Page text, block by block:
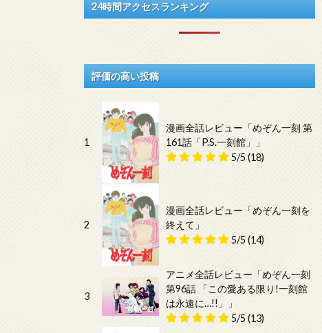
24時間アクセスランキング
評価の高い投稿
1
漫画全話レビュー「めぞん一刻 第
161話「P.S.一刻館」」
5/5 (18)
2
漫画全話レビュー「めぞん一刻を
終えて」
5/5 (14)
3
アニメ全話レビュー「めぞん一刻
第96話 「この愛ある限り!一刻館
は永遠に…!!」」
5/5 (13)